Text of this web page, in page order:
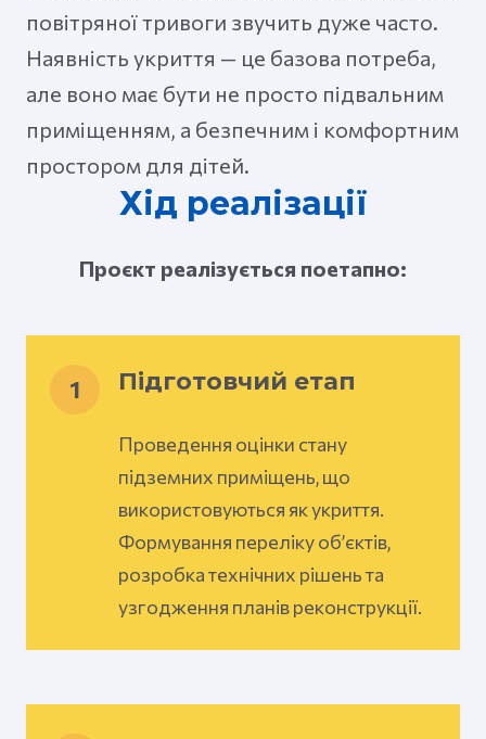
повітряної тривоги звучить дуже часто.
Наявність укриття — це базова потреба,
але воно має бути не просто підвальним
приміщенням, а безпечним і комфортним
простором для дітей.
Хід реалізації
Проєкт реалізується поетапно:
1 Підготовчий етап
Проведення оцінки стану
підземних приміщень, що
використовуються як укриття.
Формування переліку об’єктів,
розробка технічних рішень та
узгодження планів реконструкції.